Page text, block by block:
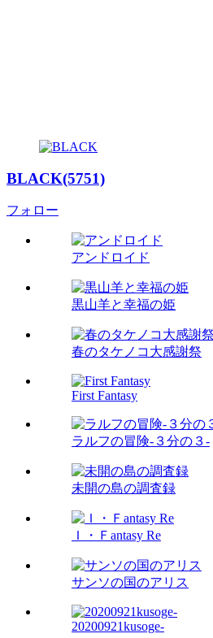
BLACK(5751)
フォロー
アンドロイド
黒山羊と幸福の姫
春のタケノコ大感謝祭
First Fantasy
ラルフの冒険-３分の３-
未開の島の調査録
Ｉ・Ｆantasy Re
サンソの国のアリス
20200921kusoge-